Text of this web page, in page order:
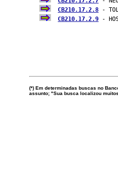
CB210.17.2.8 -
CB210.17.2.9 -
(*) Em determinadas buscas no
assunto; "Sua busca localizou